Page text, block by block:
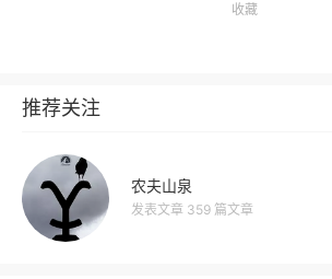
收藏
推荐关注
农夫山泉
发表文章 359 篇文章